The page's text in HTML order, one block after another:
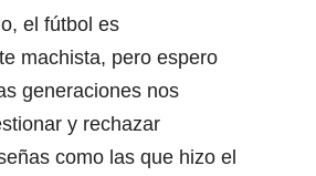
el fútbol es
machista, pero espero
generaciones nos
y rechazar
como las que hizo el